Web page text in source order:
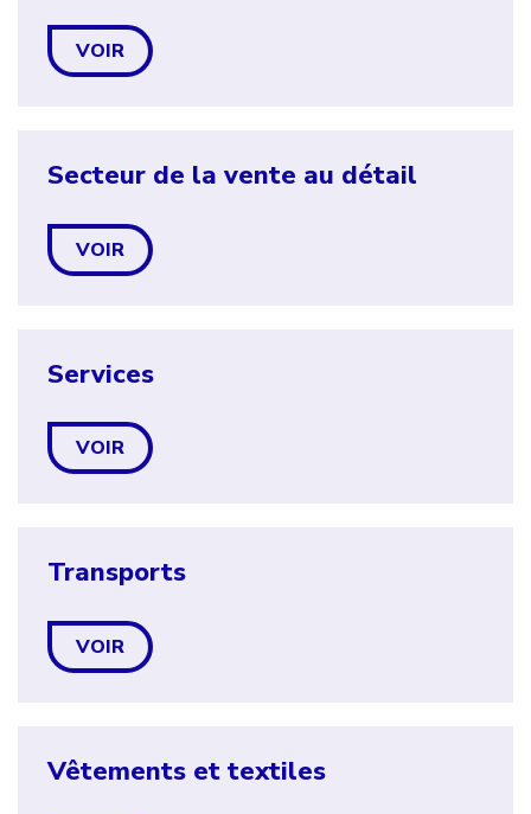
VOIR
Secteur de la vente au détail
VOIR
Services
VOIR
Transports
VOIR
Vêtements et textiles